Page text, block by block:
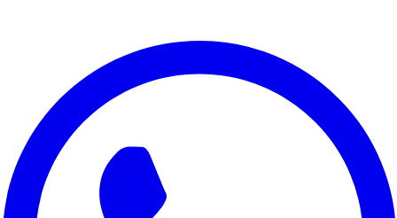
Nous utilisons des cookies pour ameliorer votre experience,
analyser le trafic du site et a des fins marketing. Vous pouvez
choisir les cookies a accepter.
Tout refuser Personnaliser